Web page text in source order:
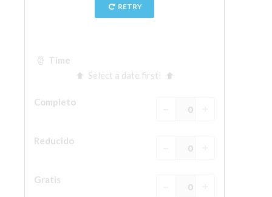
Corredor de Vasari
Santa Croce
Sólo billetes con entrada rápida